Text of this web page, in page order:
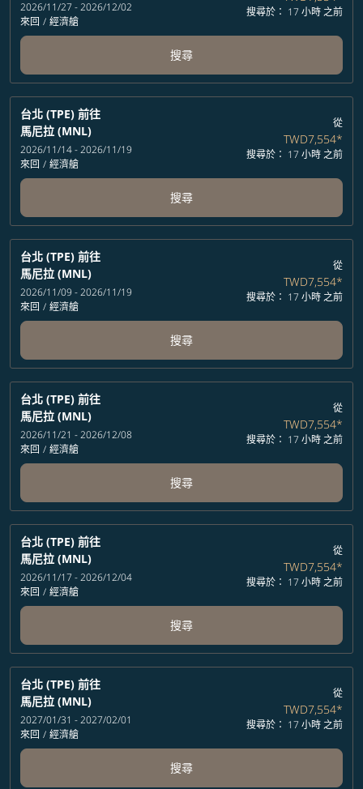
2026/11/27 - 2026/12/02
來回 / 經濟艙
搜尋於： 17 小時 之前
搜尋
台北 (TPE) 前往
馬尼拉 (MNL)
2026/11/14 - 2026/11/19
來回 / 經濟艙
從
TWD7,554*
搜尋於： 17 小時 之前
搜尋
台北 (TPE) 前往
馬尼拉 (MNL)
2026/11/09 - 2026/11/19
來回 / 經濟艙
從
TWD7,554*
搜尋於： 17 小時 之前
搜尋
台北 (TPE) 前往
馬尼拉 (MNL)
2026/11/21 - 2026/12/08
來回 / 經濟艙
從
TWD7,554*
搜尋於： 17 小時 之前
搜尋
台北 (TPE) 前往
馬尼拉 (MNL)
2026/11/17 - 2026/12/04
來回 / 經濟艙
從
TWD7,554*
搜尋於： 17 小時 之前
搜尋
台北 (TPE) 前往
馬尼拉 (MNL)
2027/01/31 - 2027/02/01
來回 / 經濟艙
從
TWD7,554*
搜尋於： 17 小時 之前
搜尋